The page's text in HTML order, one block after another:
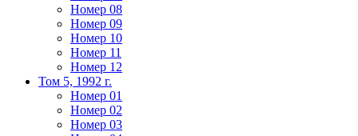
Номер 08
Номер 09
Номер 10
Номер 11
Номер 12
Том 5, 1992 г.
Номер 01
Номер 02
Номер 03